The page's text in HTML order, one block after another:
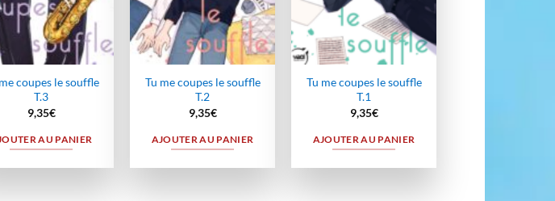
coupes le souffle
T.3
9,35€
AU PANIER
Tu me coupes le souffle
T.2
9,35€
AJOUTER AU PANIER
Tu me coupes le souffle
T.1
9,35€
AJOUTER AU PANIER